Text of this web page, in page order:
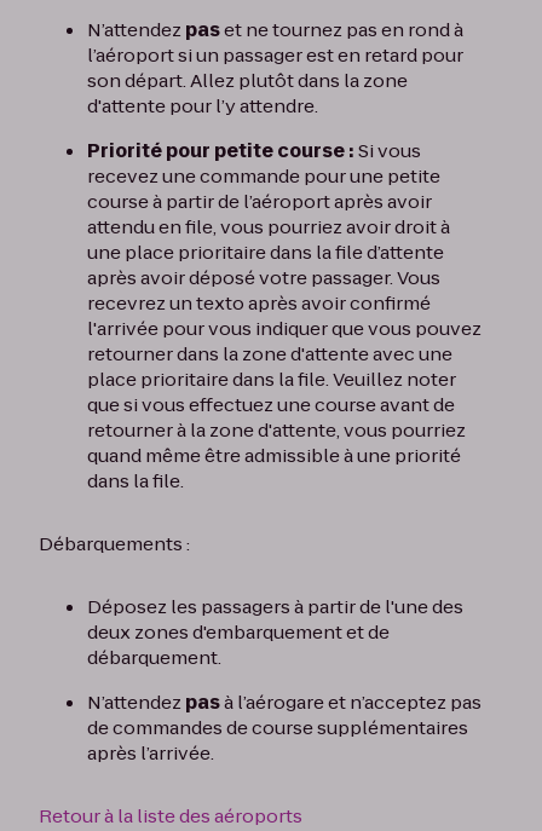
N’attendez paset ne tournez pas en rond à
l’aéroport si un passager est en retard pour
son départ. Allez plutôt dans la zone
d'attente pour l’y attendre.
Priorité pour petite course :Si vous
recevez une commande pour une petite
course à partir de l’aéroport après avoir
attendu en file, vous pourriez avoir droit à
une place prioritaire dans la file d’attente
après avoir déposé votre passager. Vous
recevrez un texto après avoir confirmé
l'arrivée pour vous indiquer que vous pouvez
retourner dans la zone d'attente avec une
place prioritaire dans la file. Veuillez noter
que si vous effectuez une course avant de
retourner à la zone d'attente, vous pourriez
quand même être admissible à une priorité
dans la file.
Débarquements :
Déposez les passagers à partir de l'une des
deux zones d'embarquement et de
débarquement.
N’attendez pasà l’aérogare et n’acceptez pas
de commandes de course supplémentaires
après l’arrivée.
Retour à la liste des aéroports